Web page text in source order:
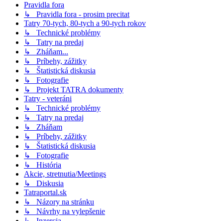
Pravidla fora
↳ Pravidla fora - prosim precitat
Tatry 70-tych, 80-tych a 90-tych rokov
↳ Technické problémy
↳ Tatry na predaj
↳ Zháňam...
↳ Príbehy, zážitky
↳ Štatistická diskusia
↳ Fotografie
↳ Projekt TATRA dokumenty
Tatry - veteráni
↳ Technické problémy
↳ Tatry na predaj
↳ Zháňam
↳ Príbehy, zážitky
↳ Štatistická diskusia
↳ Fotografie
↳ História
Akcie, stretnutia/Meetings
↳ Diskusia
Tatraportal.sk
↳ Názory na stránku
↳ Návrhy na vylepšenie